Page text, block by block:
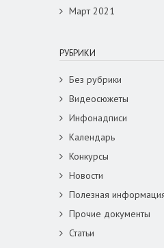
Март 2021
РУБРИКИ
Без рубрики
Видеосюжеты
Инфонадписи
Календарь
Конкурсы
Новости
Полезная
Прочие документы
Статьи